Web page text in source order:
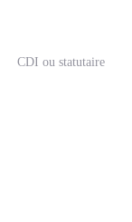
CDI ou statutaire